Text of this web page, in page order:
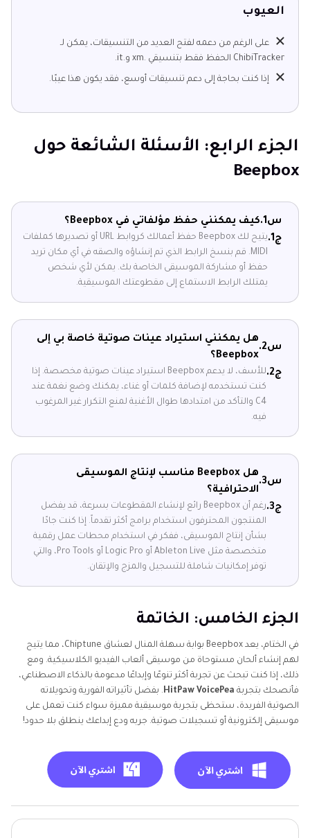
العيوب
على الرغم من دعمه لفتح العديد من التنسيقات، يمكن لـ
ChibiTracker الحفظ فقط بتنسيقي .xm و.it.
إذا كنت بحاجة إلى دعم تنسيقات أوسع، فقد يكون هذا عيبًا.
الجزء الرابع: الأسئلة الشائعة حول
Beepbox
س1.
كيف يمكنني حفظ مؤلفاتي في Beepbox؟
ج1.
يتيح لك Beepbox حفظ أعمالك كروابط URL أو تصديرها كملفات
MIDI. قم بنسخ الرابط الذي تم إنشاؤه والصقه في أي مكان تريد
حفظ أو مشاركة الموسيقى الخاصة بك. يمكن لأي شخص
يمتلك الرابط الاستماع إلى مقطوعتك الموسيقية.
س2.
هل يمكنني استيراد عينات صوتية خاصة بي إلى
Beepbox؟
ج2.
للأسف، لا يدعم Beepbox استيراد عينات صوتية مخصصة. إذا
كنت تستخدمه لإضافة كلمات أو غناء، يمكنك وضع نغمة عند
C4 والتأكد من امتدادها طوال الأغنية لمنع التكرار غير المرغوب
فيه.
س3.
هل Beepbox مناسب لإنتاج الموسيقى
الاحترافية؟
ج3.
رغم أن Beepbox رائع لإنشاء المقطوعات بسرعة، قد يفضل
المنتجون المحترفون استخدام برامج أكثر تقدماً. إذا كنت جادًا
بشأن إنتاج الموسيقى، ففكر في استخدام محطات عمل رقمية
متخصصة مثل Ableton Live أو Logic Pro أو Pro Tools، والتي
توفر إمكانيات شاملة للتسجيل والمزج والإتقان.
الجزء الخامس: الخاتمة
في الختام، يعد Beepbox بوابة سهلة المنال لعشاق Chiptune، مما يتيح
لهم إنشاء ألحان مستوحاة من موسيقى ألعاب الفيديو الكلاسيكية. ومع
ذلك، إذا كنت تبحث عن تجربة أكثر تنوعًا وإبداعًا مدعومة بالذكاء الاصطناعي،
فأنصحك بتجربة HitPaw VoicePea. بفضل تأثيراته الفورية وتحويلاته
الصوتية الفريدة، ستحظى بتجربة موسيقية مميزة سواء كنت تعمل على
موسيقى إلكترونية أو تسجيلات صوتية. جربه ودع إبداعك ينطلق بلا حدود!